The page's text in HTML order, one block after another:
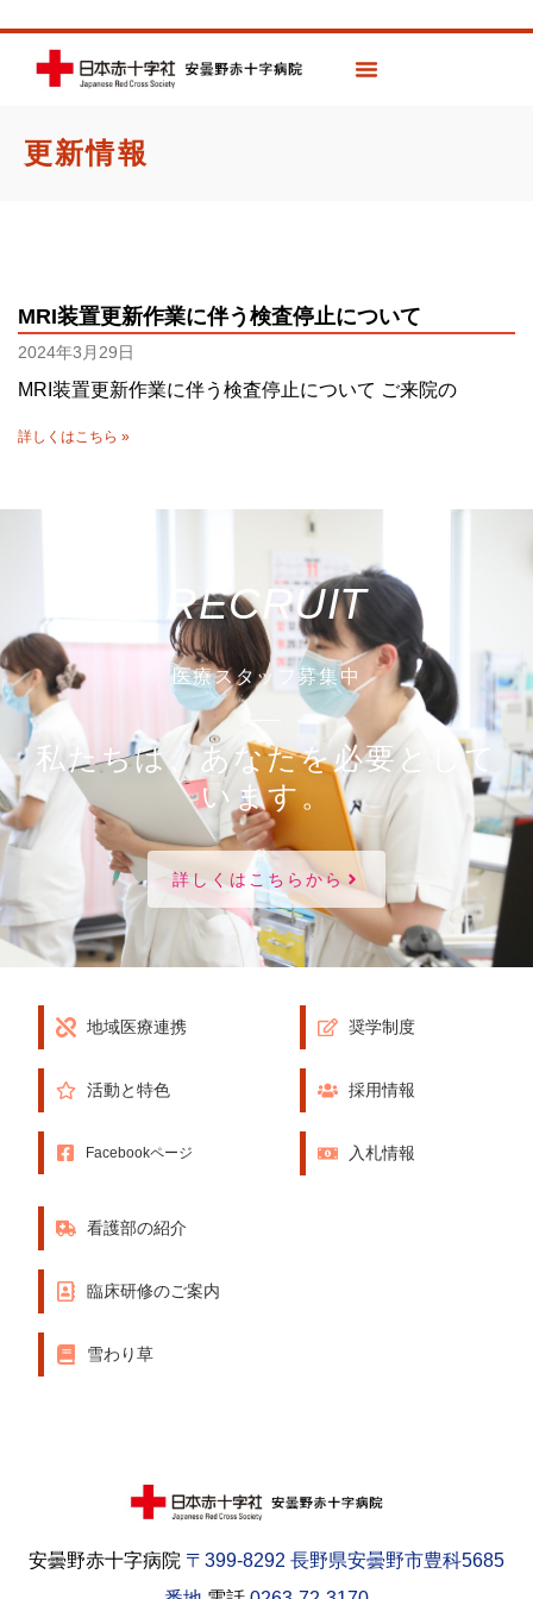
更新情報
MRI装置更新作業に伴う検査停止について
2024年3月29日
MRI装置更新作業に伴う検査停止について ご来院の
詳しくはこちら »
RECRUIT
医療スタッフ募集中
私たちは、あなたを必要として
います。
詳しくはこちらから
地域医療連携
活動と特色
Facebookページ
奨学制度
採用情報
入札情報
看護部の紹介
臨床研修のご案内
雪わり草
安曇野赤十字病院 〒399-8292 長野県安曇野市豊科5685